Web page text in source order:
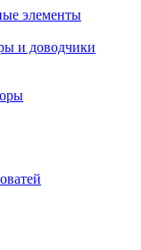
элементы
и доводчики